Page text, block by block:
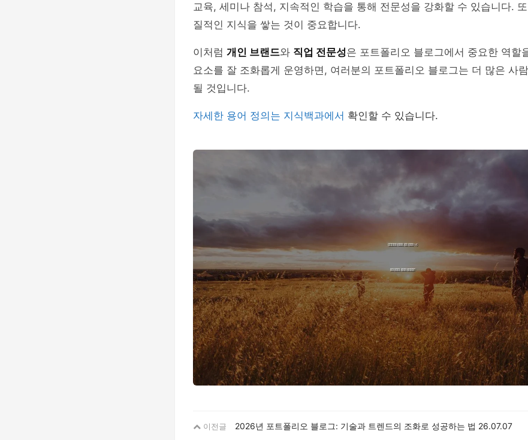
교육, 세미나 참석, 지속적인 학습을 통해 전문성을 강화할 수 있습니다.
질적인 지식을 쌓는 것이 중요합니다.
이처럼 개인 브랜드와 직업 전문성은 포트폴리오 블로그에서 중요한 역할
요소를 잘 조화롭게 운영하면, 여러분의 포트폴리오 블로그는 더 많은 사
될 것입니다.
자세한 용어 정의는 지식백과에서 확인할 수 있습니다.
이전글 2026년 포트폴리오 블로그: 기술과 트렌드의 조화로 성공하는 법 26.07.07